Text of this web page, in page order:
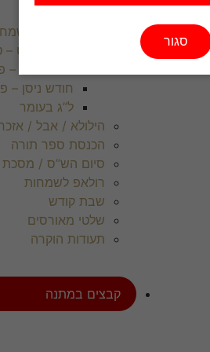
סגור
מודעות
חודש שבט –
חודש אדר –
חודש ניסן –
ל”ג בעומר
הילולא / אבל /
הכנסת ספר תורה
סיום הש”ס / מסכת
רולאפ לשמחות
שבת קודש
שלטי מאורסים
תעודות הוקרה
קבצים במתנה